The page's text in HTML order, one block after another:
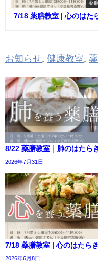
薬
7/18 薬膳教室 | 心のはた
お知らせ, 健康教室,
8/22 薬膳教室｜肺のはたら
2026年7月31日
7/18 薬膳教室 | 心のはたらき
2026年6月8日